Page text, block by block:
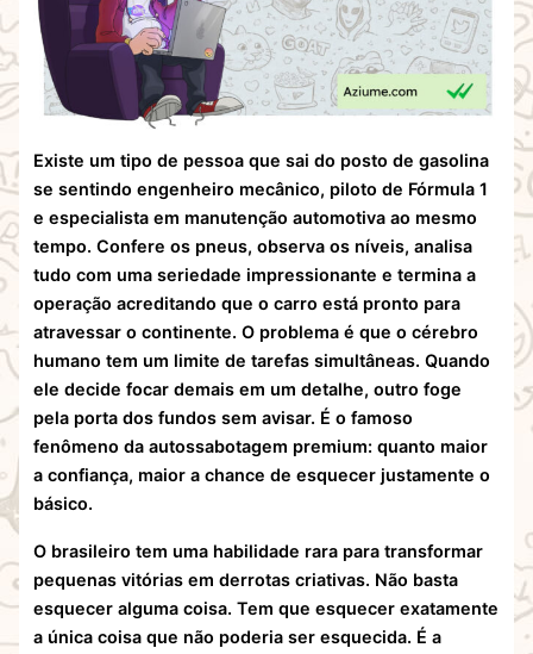
Existe um tipo de pessoa que sai do posto de gasolina
se sentindo engenheiro mecânico, piloto de Fórmula 1
e especialista em manutenção automotiva ao mesmo
tempo. Confere os pneus, observa os níveis, analisa
tudo com uma seriedade impressionante e termina a
operação acreditando que o carro está pronto para
atravessar o continente. O problema é que o cérebro
humano tem um limite de tarefas simultâneas. Quando
ele decide focar demais em um detalhe, outro foge
pela porta dos fundos sem avisar. É o famoso
fenômeno da autossabotagem premium: quanto maior
a confiança, maior a chance de esquecer justamente o
básico.
O brasileiro tem uma habilidade rara para transformar
pequenas vitórias em derrotas criativas. Não basta
esquecer alguma coisa. Tem que esquecer exatamente
a única coisa que não poderia ser esquecida. É a